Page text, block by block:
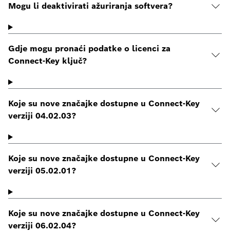
Mogu li deaktivirati ažuriranja softvera?
Gdje mogu pronaći podatke o licenci za
Connect-Key ključ?
Koje su nove značajke dostupne u Connect-Key
verziji 04.02.03?
Koje su nove značajke dostupne u Connect-Key
verziji 05.02.01?
Koje su nove značajke dostupne u Connect-Key
verziji 06.02.04?